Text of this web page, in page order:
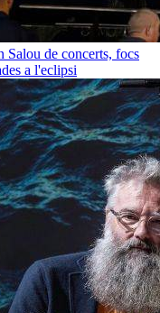
Salou de concerts, focs
a l'eclipsi